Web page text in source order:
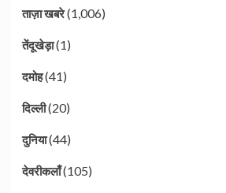
ताज़ा खबरे(1,006)
तेंदूखेड़ा(1)
दमोह(41)
दिल्ली(20)
दुनिया(44)
देवरीकलाँ(105)